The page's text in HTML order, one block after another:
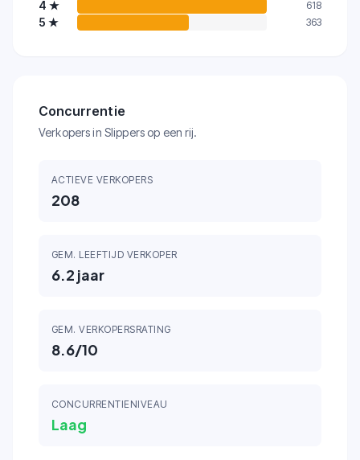
4 ★ 618
5 ★ 363
Concurrentie
Verkopers in Slippers op een rij.
ACTIEVE VERKOPERS
208
GEM. LEEFTIJD VERKOPER
6.2 jaar
GEM. VERKOPERSRATING
8.6/10
CONCURRENTIENIVEAU
Laag